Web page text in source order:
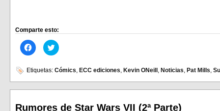
Comparte esto:
Haz
clic
en
Facebook
(Se
ventana
Haz
clic
en
(Se
ventana
Etiquetas: Cómics, ECC ediciones, Kevin ONeill , Noticias, Pat Mills,
Rumores de Star Wars VII (2ª Parte)